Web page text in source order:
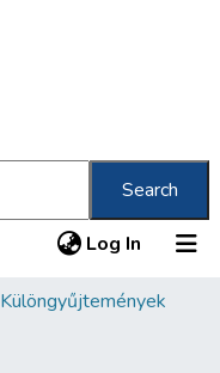
Search
Log In (current)
Különgyűjtemények